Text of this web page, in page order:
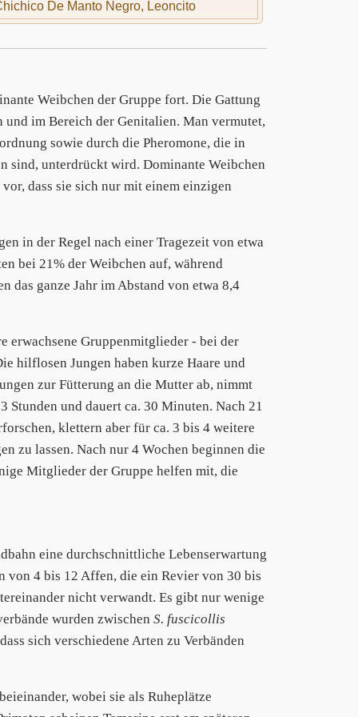
De Manto Negro, Leoncito
Weibchen der Gruppe fort. Die Gattung
im Bereich der Genitalien. Man vermutet,
sowie durch die Pheromone, die in
sind, unterdrückt wird. Dominante Weibchen
dass sie sich nur mit einem einzigen
in der Regel nach einer Tragezeit von etwa
bei 21% der Weibchen auf, während
das ganze Jahr im Abstand von etwa 8,4
erwachsene Gruppenmitglieder - bei der
hilflosen Jungen haben kurze Haare und
zur Fütterung an die Mutter ab, nimmt
Stunden und dauert ca. 30 Minuten. Nach 21
klettern aber für ca. 3 bis 4 weitere
zu lassen. Nach nur 4 Wochen beginnen die
Mitglieder der Gruppe helfen mit, die
eine durchschnittliche Lebenserwartung
von 4 bis 12 Affen, die ein Revier von 30 bis
nicht verwandt. Es gibt nur wenige
wurden zwischen S. fuscicollis
sich verschiedene Arten zu Verbänden
wobei sie als Ruheplätze